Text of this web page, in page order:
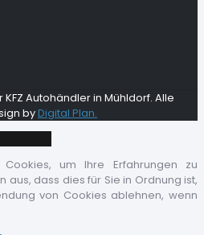
Autohändler in Mühldorf. Alle
byDigital Plan.
um Ihre Erfahrungen zu
aus, dass dies für Sie in Ordnung ist,
von Cookies ablehnen, wenn